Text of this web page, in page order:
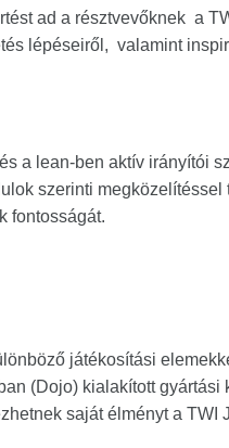
ad a résztvevőknek a
lépéseiről, valamint
a lean-ben aktív irányítói
szerinti
fontosságát.
játékosítási
(Dojo) kialakított gyártási
saját élményt a TWI